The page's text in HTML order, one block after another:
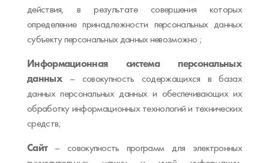
действия, в результате совершения которых
определение принадлежности персональных данных
субъекту персональных данных невозможно ;
Информационная система персональных
данных– совокупность содержащихся в базах
данных персональных данных и обеспечивающих их
обработку информационных технологий и технических
средств;
Сайт– совокупность программ для электронных